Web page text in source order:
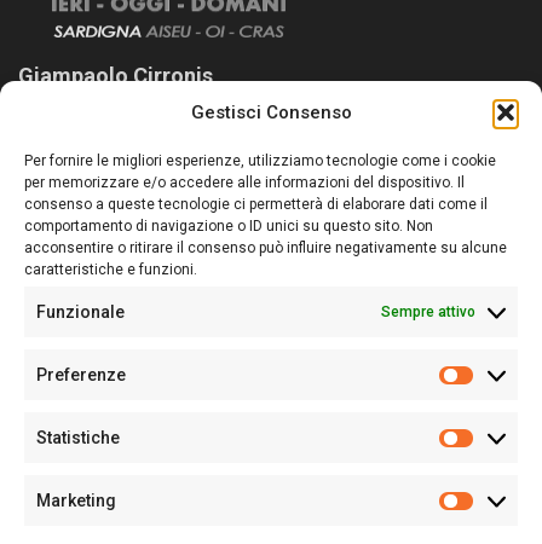
Gestisci Consenso
Per fornire le migliori esperienze, utilizziamo tecnologie come i cookie
per memorizzare e/o accedere alle informazioni del dispositivo. Il
consenso a queste tecnologie ci permetterà di elaborare dati come il
comportamento di navigazione o ID unici su questo sito. Non
acconsentire o ritirare il consenso può influire negativamente su alcune
caratteristiche e funzioni.
Funzionale Sempre attivo
Preferenze
Statistiche
Marketing
Giampaolo Cirronis
Sardegna Ieri-Oggi-Domani nasce per informare “liberamente” i
lettori su quanto accade in Sardegna, con un occhio rivolto al
nostro passato e, soprattutto, al nostro futuro
Follow Us
Sede:Via Cristoforo Colombo 09013 Carbonia
Partita IVA02270380922
128/2020 del 10/02/2020